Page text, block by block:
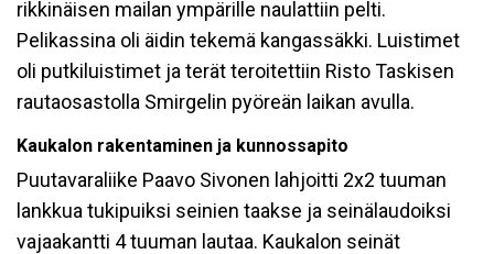
rikkinäisen mailan ympärille naulattiin pelti.
Pelikassina oli äidin tekemä kangassäkki. Luistimet
oli putkiluistimet ja terät teroitettiin Risto Taskisen
rautaosastolla Smirgelin pyöreän laikan avulla.
Kaukalon rakentaminen ja kunnossapito
Puutavaraliike Paavo Sivonen lahjoitti 2x2 tuuman
lankkua tukipuiksi seinien taakse ja seinälaudoiksi
vajaakantti 4 tuuman lautaa. Kaukalon seinät